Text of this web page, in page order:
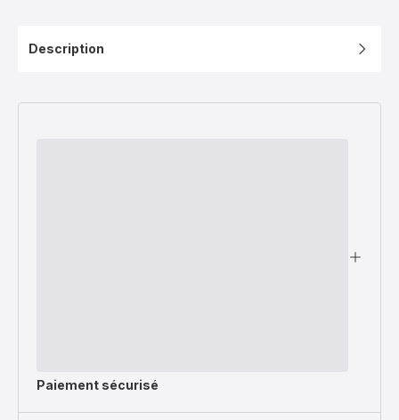
Description
Paiement sécurisé